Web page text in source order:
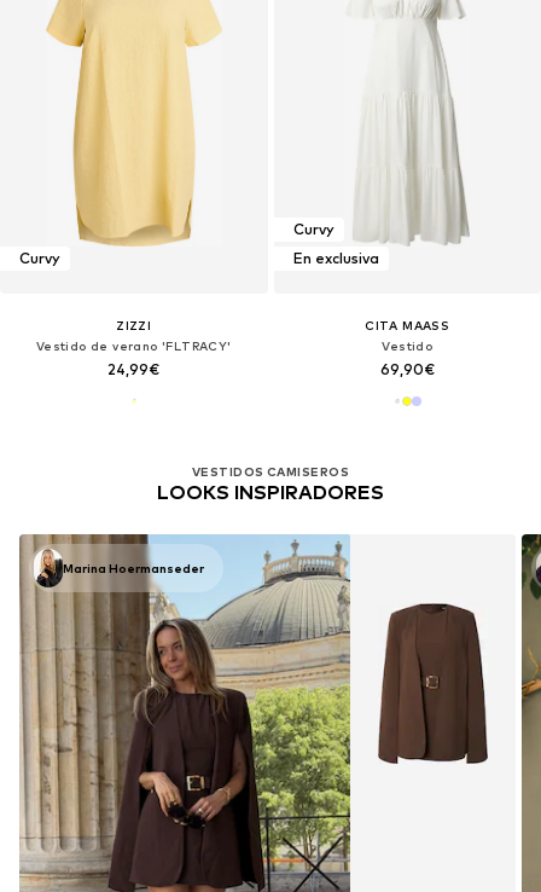
Curvy
ZIZZI
Vestido de verano 'FLTRACY'
24,99€
VESTIDOS CAMISEROS
LOOKS INSPIRADORES
Marina Hoermanseder
Curvy
En exclusiva
CITA MAASS
Vestido
69,90€